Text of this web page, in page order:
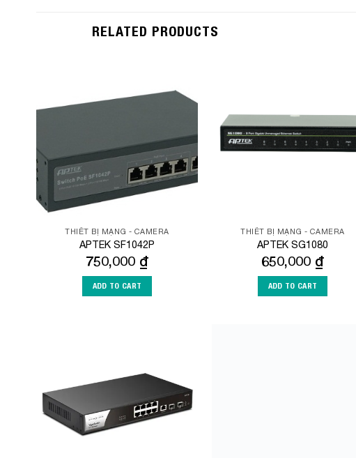
RELATED PRODUCTS
Add to
THIẾT BỊ MẠNG - CAMERA
APTEK SF1042P
750,000 ₫
ADD TO CART
THIẾT BỊ MẠNG - CAMERA
APTEK SG1080
650,000 ₫
ADD TO CART